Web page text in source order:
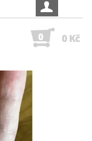
0 0 Kč